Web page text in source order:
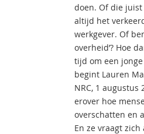
doen. Of die
altijd het
werkgever. Of
overheid’? Hoe
tijd om een
begint Lauren
NRC, 1 augustus
erover hoe
overschatten en
En ze vraagt